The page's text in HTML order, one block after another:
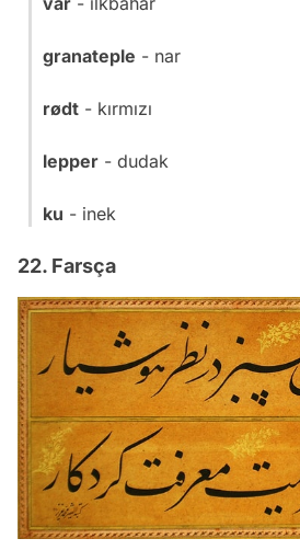
granateple - nar
rødt - kırmızı
lepper - dudak
ku - inek
22. Farsça